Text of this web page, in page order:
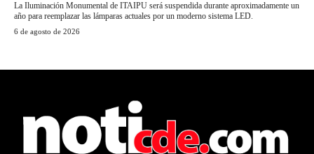
La Iluminación Monumental de ITAIPU será suspendida durante aproximadamente un
año para reemplazar las lámparas actuales por un moderno sistema LED.
6 de agosto de 2026